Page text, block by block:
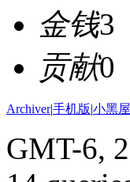
金钱3
贡献0
Archiver|手机版|小黑屋
GMT-6,